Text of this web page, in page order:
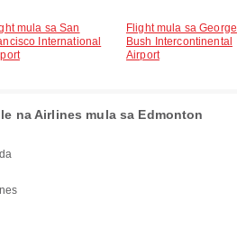
mula sa San
International
Flight mula sa George
Bush Intercontinental
Airport
na Airlines mula sa Edmonton